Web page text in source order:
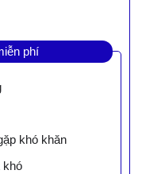
phí
khó khăn
khó